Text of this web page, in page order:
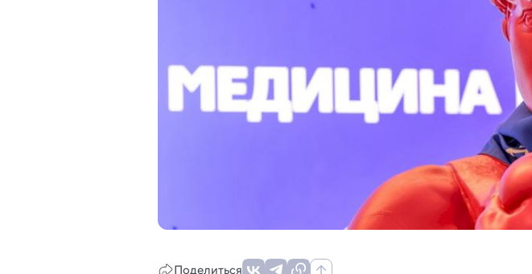
Поделиться